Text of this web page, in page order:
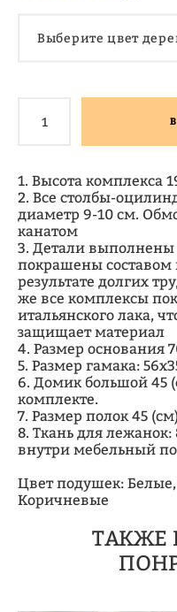
Выберите цвет
1. Высота комплекса
2. Все столбы-
диаметр 9-10 см.
канатом
3. Детали выполнены
покрашены
результате долгих
же все комплексы
итальянского лака,
защищает материал
4. Размер основания
5. Размер гамака:
6. Домик большой 45
комплекте.
7. Размер полок 45
8. Ткань для лежанок:
внутри мебельный
Цвет подушек:
Коричневые
ТАКЖЕ